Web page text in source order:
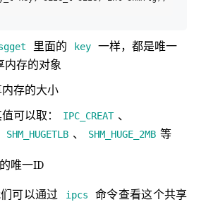
里面的 key
一样，都是唯一
内存的对象
内存的大小
可以取： IPC_CREAT 、
SHM_HUGETLB 、 SHM_HUGE_2MB 等
唯一ID
可以通过 ipcs
命令查看这个共享